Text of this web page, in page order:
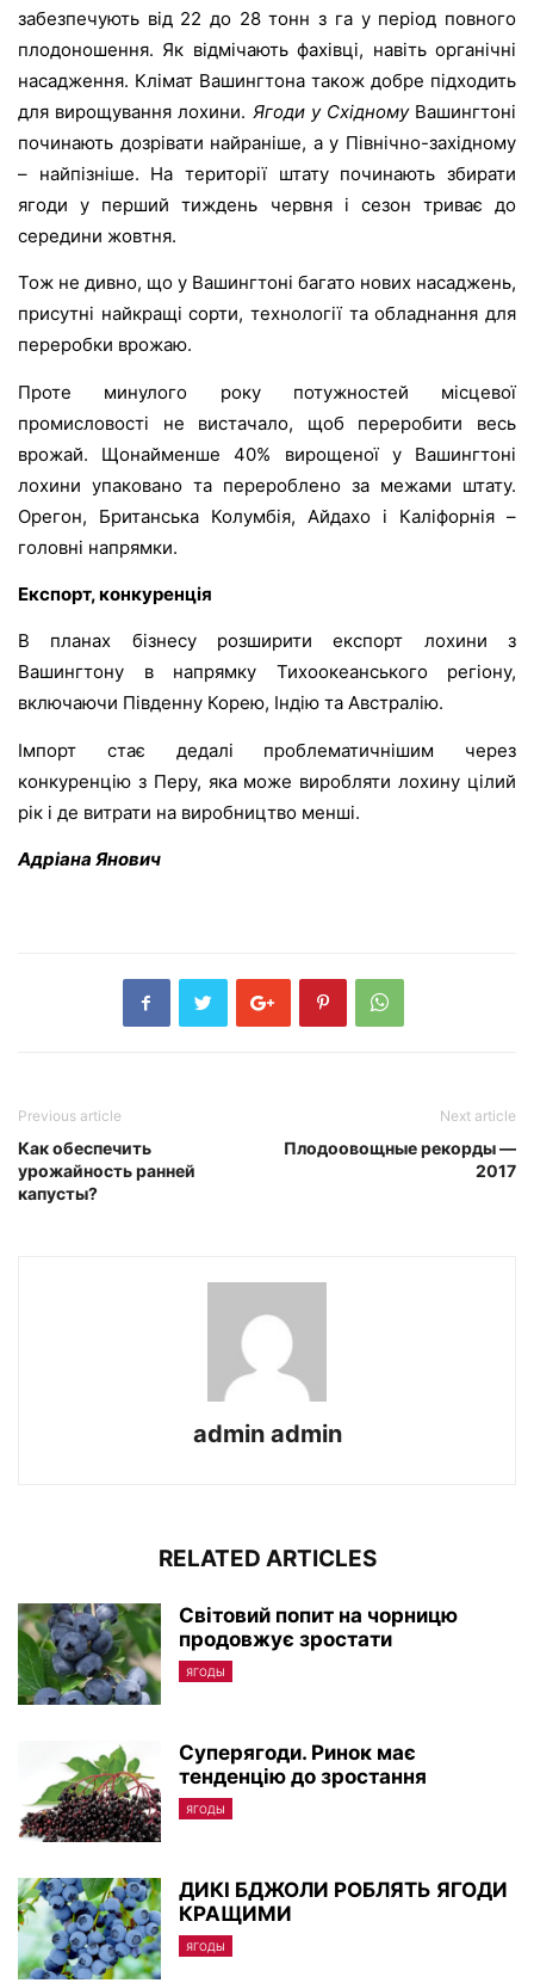
забезпечують від 22 до 28 тонн з га у період повного
плодоношення. Як відмічають фахівці, навіть органічні
насадження. Клімат Вашингтона також добре підходить
для вирощування лохини. Ягоди у Східному Вашингтоні
починають дозрівати найраніше, а у Північно-західному
– найпізніше. На території штату починають збирати
ягоди у перший тиждень червня і сезон триває до
середини жовтня.
Тож не дивно, що у Вашингтоні багато нових насаджень,
присутні найкращі сорти, технології та обладнання для
переробки врожаю.
Проте минулого року потужностей місцевої
промисловості не вистачало, щоб переробити весь
врожай. Щонайменше 40% вирощеної у Вашингтоні
лохини упаковано та перероблено за межами штату.
Орегон, Британська Колумбія, Айдахо і Каліфорнія –
головні напрямки.
Експорт, конкуренція
В планах бізнесу розширити експорт лохини з
Вашингтону в напрямку Тихоокеанського регіону,
включаючи Південну Корею, Індію та Австралію.
Імпорт стає дедалі
проблематичнішим через
конкуренцію з Перу, яка може виробляти лохину цілий
рік і де витрати на виробництво менші.
Адріана Янович
Previous article
Как обеспечить
урожайность ранней
капусты?
Next article
Плодоовощные рекорды —
2017
admin admin
RELATED ARTICLES
Світовий попит на чорницю
продовжує зростати
ЯГОДЫ
Суперягоди. Ринок має
тенденцію до зростання
ЯГОДЫ
ДИКІ БДЖОЛИ РОБЛЯТЬ ЯГОДИ
КРАЩИМИ
ЯГОДЫ